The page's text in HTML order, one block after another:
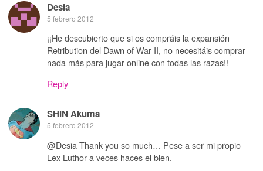
Desia
5 febrero 2012
¡¡He descubierto que si os compráis la expansión
Retribution del Dawn of War II, no necesitáis comprar
nada más para jugar online con todas las razas!!
Reply
SHIN Akuma
5 febrero 2012
@Desia Thank you so much… Pese a ser mi propio
Lex Luthor a veces haces el bien.